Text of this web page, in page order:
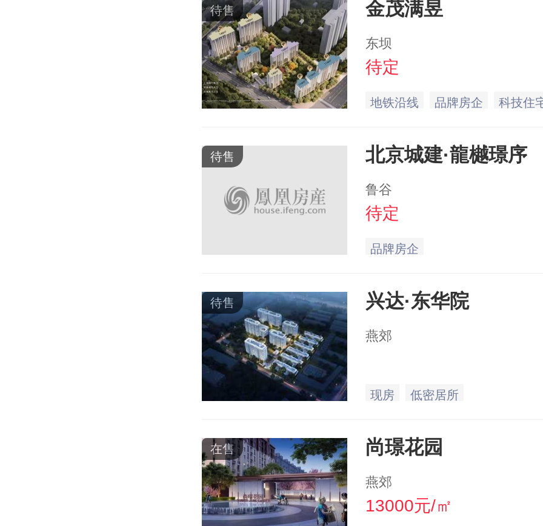
待售 金茂满昱
东坝
待定
地铁沿线 品牌房企 科技住
待售 北京城建·龍樾璟序
鲁谷
待定
品牌房企
待售 兴达·东华院
燕郊
现房 低密居所
在售 尚璟花园
燕郊
13000元/㎡